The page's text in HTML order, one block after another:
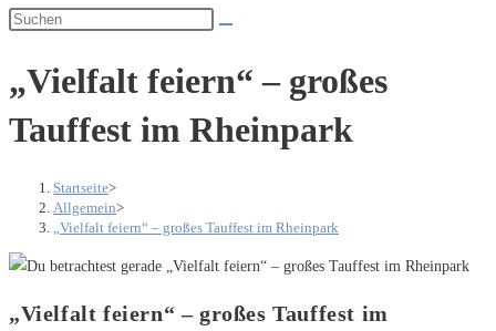
umschalten
„Vielfalt feiern“ – großes
Tauffest im Rheinpark
Startseite>
Allgemein>
„Vielfalt feiern“ – großes Tauffest im Rheinpark
„Vielfalt feiern“ – großes Tauffest im